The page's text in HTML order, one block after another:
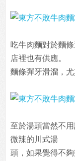
吃牛肉麵對於麵
店裡也有供應。
麵條彈牙滑溜，
至於湯頭當然不
微辣的川式湯
頭，如果覺得不